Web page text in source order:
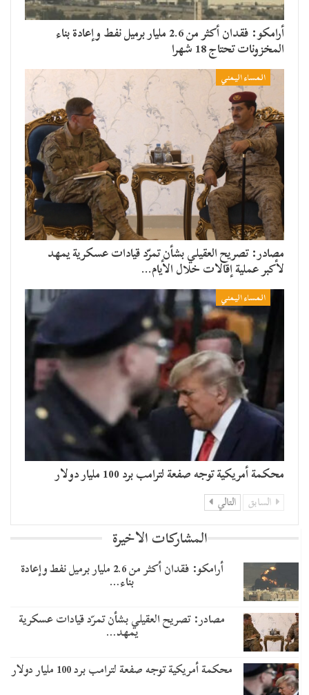
أرامكو: فقدان أكثر من 2.6 مليار برميل نفط وإعادة بناء
المخزونات تحتاج 18 شهرا
المساء اليمني
مصادر: تصريح العقيلي بشأن تمرّد قيادات عسكرية يمهد
لأكبر عملية إقالات خلال الأيام…
المساء اليمني
محكمة أمريكية توجه صفعة لترامب برد 100 مليار دولار
السابق التالي
المشاركات الاخيرة
أرامكو: فقدان أكثر من 2.6 مليار برميل نفط وإعادة
بناء…
مصادر: تصريح العقيلي بشأن تمرّد قيادات عسكرية
يمهد…
محكمة أمريكية توجه صفعة لترامب برد 100 مليار دولار